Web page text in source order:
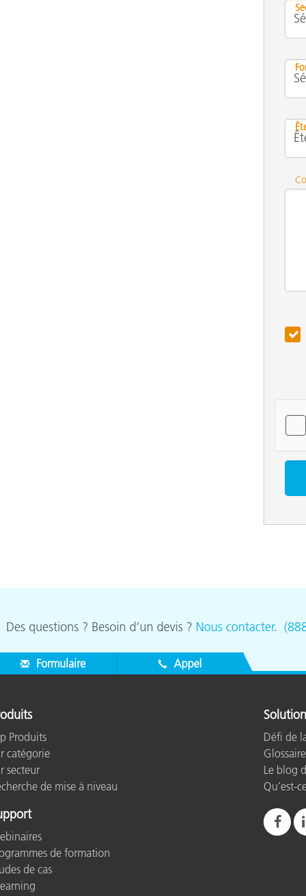
Des questions ? Besoin d’un devis ? Nous contacter.
Formulaire Appel
Produits
catégorie
secteur
de mise à niveau
de formation
de cas
Défi de
Glossaire
Le blog
Qu’est-